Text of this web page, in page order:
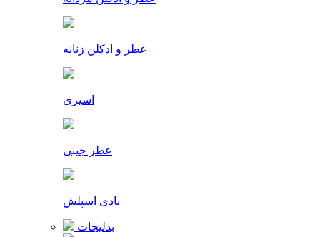
عطر و ادکلن زنانه
اسپری
عطر جیبی
بادی اسپلش
بدلیجات